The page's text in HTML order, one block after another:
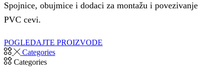
Spojnice, obujmice i dodaci za montažu i povezivanje
PVC cevi.
POGLEDAJTE PROIZVODE
Categories
Categories